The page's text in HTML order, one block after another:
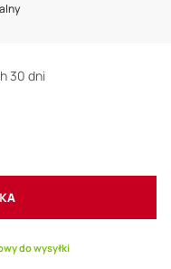
30 dni
do wysyłki